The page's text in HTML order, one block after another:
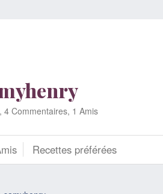
4 Commentaires, 1 Amis
Recettes préférées